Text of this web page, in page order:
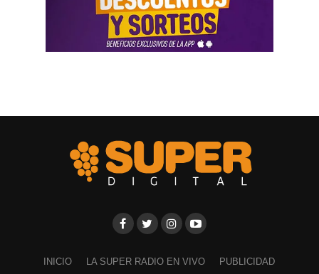
INICIO LA SUPER RADIO EN VIVO PUBLICIDAD